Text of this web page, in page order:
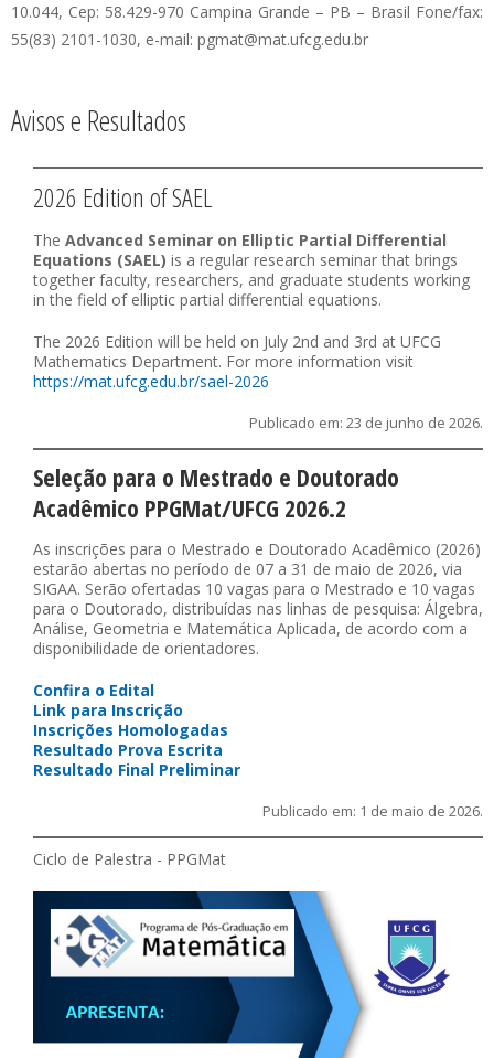
10.044, Cep: 58.429-970 Campina Grande – PB – Brasil Fone/fax:
55(83) 2101-1030, e-mail: pgmat@mat.ufcg.edu.br
Avisos e Resultados
2026 Edition of SAEL
The Advanced Seminar on Elliptic Partial Differential
Equations (SAEL) is a regular research seminar that brings
together faculty, researchers, and graduate students working
in the field of elliptic partial differential equations.
The 2026 Edition will be held on July 2nd and 3rd at UFCG
Mathematics Department. For more information visit
https://mat.ufcg.edu.br/sael-2026
Publicado em: 23 de junho de 2026.
Seleção para o Mestrado e Doutorado
Acadêmico PPGMat/UFCG 2026.2
As inscrições para o Mestrado e Doutorado Acadêmico (2026)
estarão abertas no período de 07 a 31 de maio de 2026, via
SIGAA. Serão ofertadas 10 vagas para o Mestrado e 10 vagas
para o Doutorado, distribuídas nas linhas de pesquisa: Álgebra,
Análise, Geometria e Matemática Aplicada, de acordo com a
disponibilidade de orientadores.
Confira o Edital
Link para Inscrição
Inscrições Homologadas
Resultado Prova Escrita
Resultado Final Preliminar
Publicado em: 1 de maio de 2026.
Ciclo de Palestra - PPGMat